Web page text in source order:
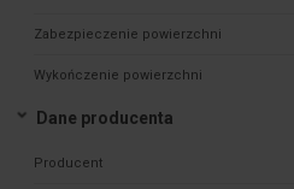
Zabezpieczenie powierzchni
Wykończenie powierzchni
Dane producenta
Producent